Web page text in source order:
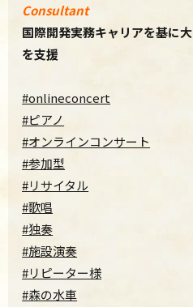
Consultant
国際開発実務キャリアを基に
を支援
#onlineconcert
#ピアノ
#オンラインコンサート
#参加型
#リサイタル
#歌唱
#独奏
#施設演奏
#リピーター様
#森の水車